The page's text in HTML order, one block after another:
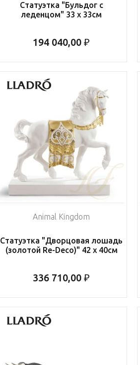
Статуэтка "Бульдог с
леденцом" 33 x 33см
194 040,00 ₽
Animal Kingdom
Статуэтка "Дворцовая лошадь
(золотой Re-Deco)" 42 x 40см
336 710,00 ₽